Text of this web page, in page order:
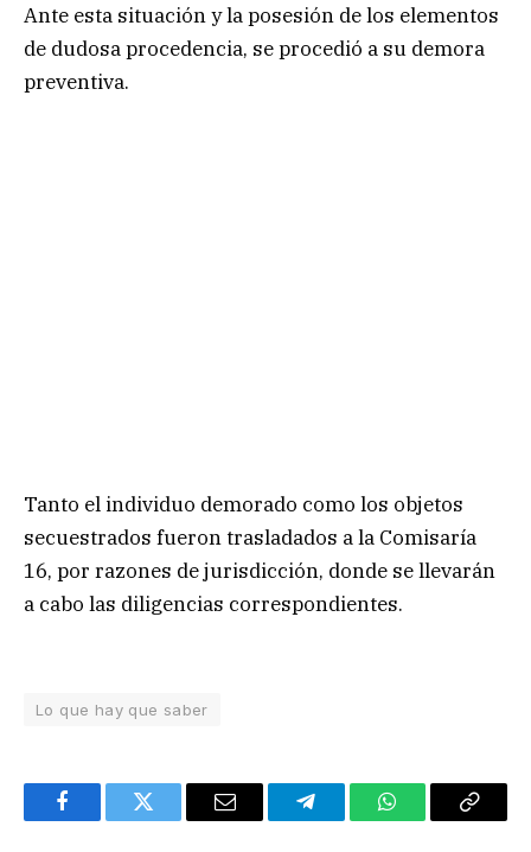
Ante esta situación y la posesión de los elementos
de dudosa procedencia, se procedió a su demora
preventiva.
Tanto el individuo demorado como los objetos
secuestrados fueron trasladados a la Comisaría
16, por razones de jurisdicción, donde se llevarán
a cabo las diligencias correspondientes.
Lo que hay que saber
FacebookTwitter Email TelegramWhatsAppCopy